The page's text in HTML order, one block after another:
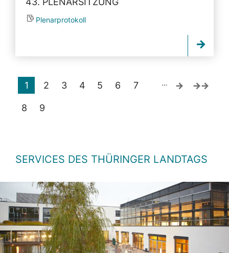
Plenarprotokoll
1 2 3 4 5 6 7
8 9
…
SERVICES DES THÜRINGER LANDTAGS